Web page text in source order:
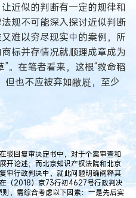
近似的判断有一定的规律和
规不可能深入探讨近似判断
难以穷尽现实中的案例，所
标并存情况就顺理成章成为
。在笔者看来，这根“救命稻
但也不应被弃如敝屣，至少
驳回复审决定书中，对于个案审查和
开论述；而北京知识产权法院和北京
审行政判决中，就此问题明确阐释其
（2018）京73行初4627号行政判决
，需综合考虑以下因素：一是先后实